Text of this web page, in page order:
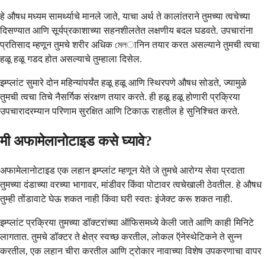
हे औषध मध्यम सामर्थ्याचे मानले जाते, याचा अर्थ ते कालांतराने तुमच्या त्वचेच्या
दिसण्यात आणि सूर्यप्रकाशाच्या सहनशीलतेत लक्षणीय बदल घडवते. उपचारांना
प्रतिसाद म्हणून तुमचे शरीर अधिक মেলानिन तयार करत असल्याने तुमची त्वचा
हळू हळू गडद होत असल्याचे तुम्हाला दिसेल.
इम्प्लांट सुमारे दोन महिन्यांपर्यंत हळू हळू आणि स्थिरपणे औषध सोडते, ज्यामुळे
तुमची त्वचा तिचे नैसर्गिक संरक्षण तयार करते. ही हळू हळू होणारी प्रक्रिया
उपचारादरम्यान परिणाम सुरक्षित आणि टिकाऊ राहतील हे सुनिश्चित करते.
मी अफामेलानोटाइड कसे घ्यावे?
अफामेलानोटाइड एक लहान इम्प्लांट म्हणून येते जे तुमचे आरोग्य सेवा प्रदाता
तुमच्या दंडाच्या वरच्या भागावर, मांडीवर किंवा पोटावर त्वचेखाली ठेवतील. हे औषध
तुम्ही तोंडावाटे घेऊ शकत नाही किंवा घरी स्वतः इंजेक्ट करू शकत नाही.
इम्प्लांट प्रक्रिया तुमच्या डॉक्टरांच्या ऑफिसमध्ये केली जाते आणि काही मिनिटे
लागतात. तुमचे डॉक्टर ते क्षेत्र स्वच्छ करतील, लोकल ऍनेस्थेटिकने ते सुन्न
करतील, एक लहान चीरा करतील आणि ट्रोकार नावाच्या विशेष उपकरणाचा वापर